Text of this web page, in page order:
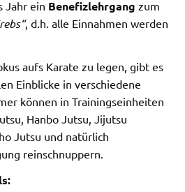
Jahr ein Benefizlehrgang zum
, d.h. alle Einnahmen werden
aufs Karate zu legen, gibt es
Einblicke in verschiedene
können in Trainingseinheiten
Hanbo Jutsu, Jijutsu
Jutsu und natürlich
reinschnuppern.